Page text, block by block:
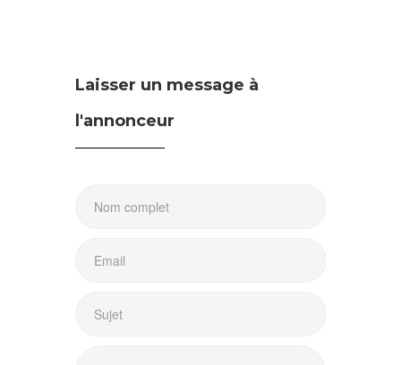
Laisser un message à
l'annonceur